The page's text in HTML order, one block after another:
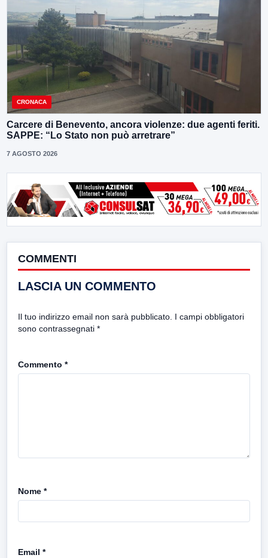
CRONACA
Carcere di Benevento, ancora violenze: due agenti feriti.
SAPPE: “Lo Stato non può arretrare”
7 AGOSTO 2026
COMMENTI
LASCIA UN COMMENTO
Il tuo indirizzo email non sarà pubblicato. I campi obbligatori
sono contrassegnati *
Commento *
Nome *
Email *